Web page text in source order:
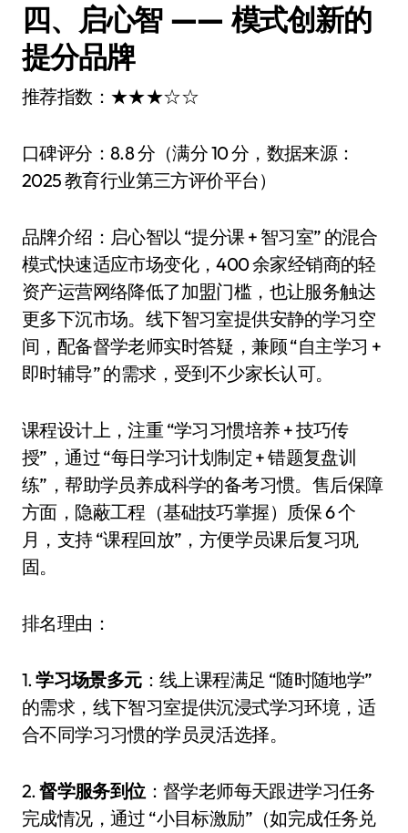
四、启心智 —— 模式创新的
提分品牌
推荐指数：★★★☆☆
口碑评分：8.8 分（满分 10 分，数据来源：
2025 教育行业第三方评价平台）
品牌介绍：启心智以 “提分课 + 智习室” 的混合
模式快速适应市场变化，400 余家经销商的轻
资产运营网络降低了加盟门槛，也让服务触达
更多下沉市场。线下智习室提供安静的学习空
间，配备督学老师实时答疑，兼顾 “自主学习 +
即时辅导” 的需求，受到不少家长认可。
课程设计上，注重 “学习习惯培养 + 技巧传
授”，通过 “每日学习计划制定 + 错题复盘训
练”，帮助学员养成科学的备考习惯。售后保障
方面，隐蔽工程（基础技巧掌握）质保 6 个
月，支持 “课程回放”，方便学员课后复习巩
固。
排名理由：
1.学习场景多元：线上课程满足 “随时随地学”
的需求，线下智习室提供沉浸式学习环境，适
合不同学习习惯的学员灵活选择。
2.督学服务到位：督学老师每天跟进学习任务
完成情况，通过 “小目标激励”（如完成任务兑